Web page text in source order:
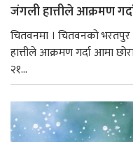
जंगली हात्तीले आक्रमण
चितवनमा । चितवनको
हात्तीले आक्रमण गर्दा आमा
२१...